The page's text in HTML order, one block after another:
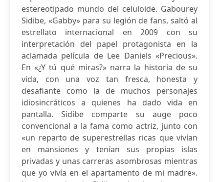
estereotipado mundo del celuloide. Gabourey
Sidibe, «Gabby» para su legión de fans, saltó al
estrellato internacional en 2009 con su
interpretación del papel protagonista en la
aclamada película de Lee Daniels «Precious».
En «¿Y tú qué miras?» narra la historia de su
vida, con una voz tan fresca, honesta y
desafiante como la de muchos personajes
idiosincráticos a quienes ha dado vida en
pantalla. Sidibe comparte su auge poco
convencional a la fama como actriz, junto con
«un reparto de superestrellas ricas que vivían
en mansiones y tenían sus propias islas
privadas y unas carreras asombrosas mientras
que yo vivía en el apartamento de mi madre».